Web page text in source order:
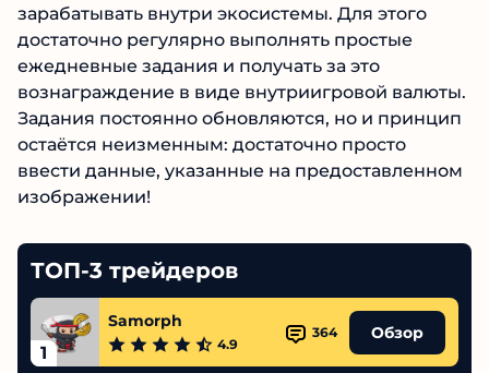
зарабатывать внутри экосистемы. Для этого
достаточно регулярно выполнять простые
ежедневные задания и получать за это
вознаграждение в виде внутриигровой валюты.
Задания постоянно обновляются, но и принцип
остаётся неизменным: достаточно просто
ввести данные, указанные на предоставленном
изображении!
ТОП-3 трейдеров
1
Samorph
4.9
364 Обзор